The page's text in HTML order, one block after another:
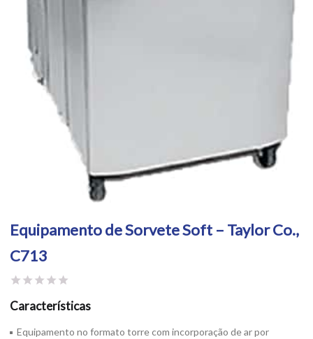
Equipamento de Sorvete Soft – Taylor Co.,
C713
Características
Equipamento no formato torre com incorporação de ar por